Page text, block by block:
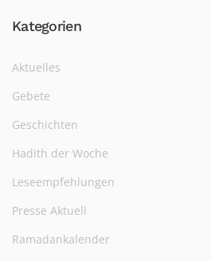
Kategorien
Aktuelles
Gebete
Geschichten
Hadith der Woche
Leseempfehlungen
Presse Aktuell
Ramadankalender